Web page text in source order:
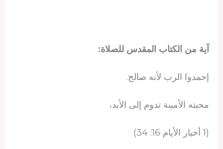
آية من الكتاب المقدس للصلاة:
إحمدوا الرب لأنه صالح.
محبته الأمينة تدوم إلى الأبد،
(1 أخبار الأيام 16: 34)